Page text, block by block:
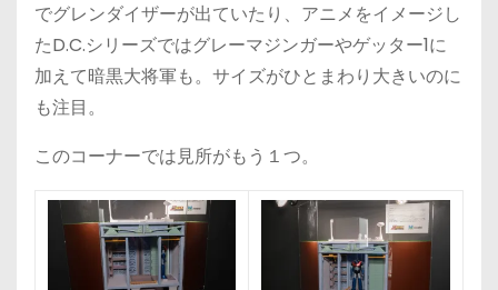
でグレンダイザーが出ていたり、アニメをイメージし
たD.C.シリーズではグレーマジンガーやゲッター1に
加えて暗黒大将軍も。サイズがひとまわり大きいのに
も注目。
このコーナーでは見所がもう１つ。